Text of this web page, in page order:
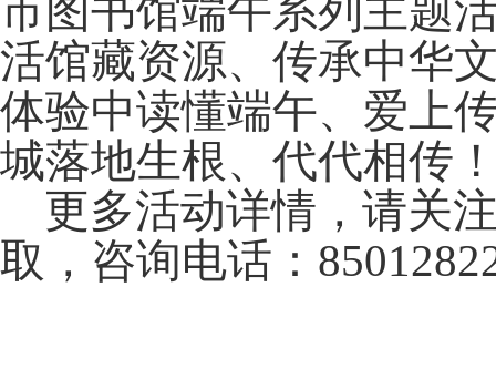
市图书馆端午系列 主题
活馆藏资源、传承中华
体验中读懂端午、爱上
城落地生根、代代相传
更多活动详情，请关
取，咨询电话：